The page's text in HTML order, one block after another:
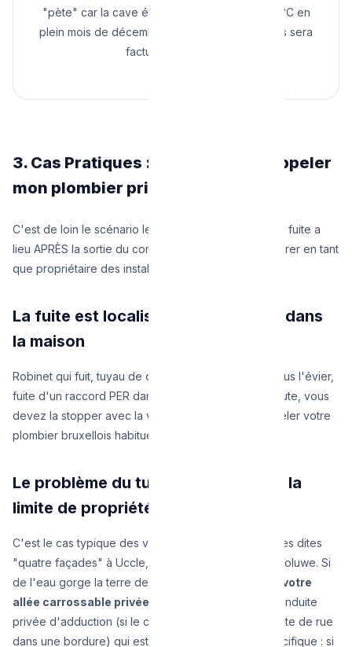
"pète" car la cave était laissée ouverte par -5°C en
plein mois de décembre, le remplacement vous sera
facturé lourdement.
3. Cas Pratiques : Quand dois-je appeler
mon plombier privé ?
C'est de loin le scénario le plus fréquent. Dès que la fuite a
lieu APRÈS la sortie du compteur, c'est à vous de gérer en tant
que propriétaire des installations.
La fuite est localisée et bien visible dans
la maison
Robinet qui fuit, tuyau de chaudière troué, flaque sous l'évier,
fuite d'un raccord PER dans la buanderie. Aucun doute, vous
devez la stopper avec la vanne générale, puis appeler votre
plombier bruxellois habituel.
Le problème du tuyau enterré entre la
limite de propriété et la maison
C'est le cas typique des villas ou maisons unifamiliales dites
"quatre façades" à Uccle, Watermael-Boitsfort ou Woluwe. Si
de l'eau gorge la terre de
votre jardin privé ou de votre
allée carrossable privée , c'est généralement la conduite
privée d'adduction (si le compteur est installé en limite de rue
dans une bordure) qui est percée. Dans ce cas spécifique : si